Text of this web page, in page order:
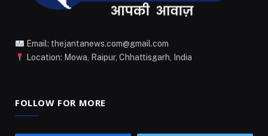
Email: thejantanews.com@gmail.com
Location: Mowa, Raipur, Chhattisgarh, India
FOLLOW FOR MORE